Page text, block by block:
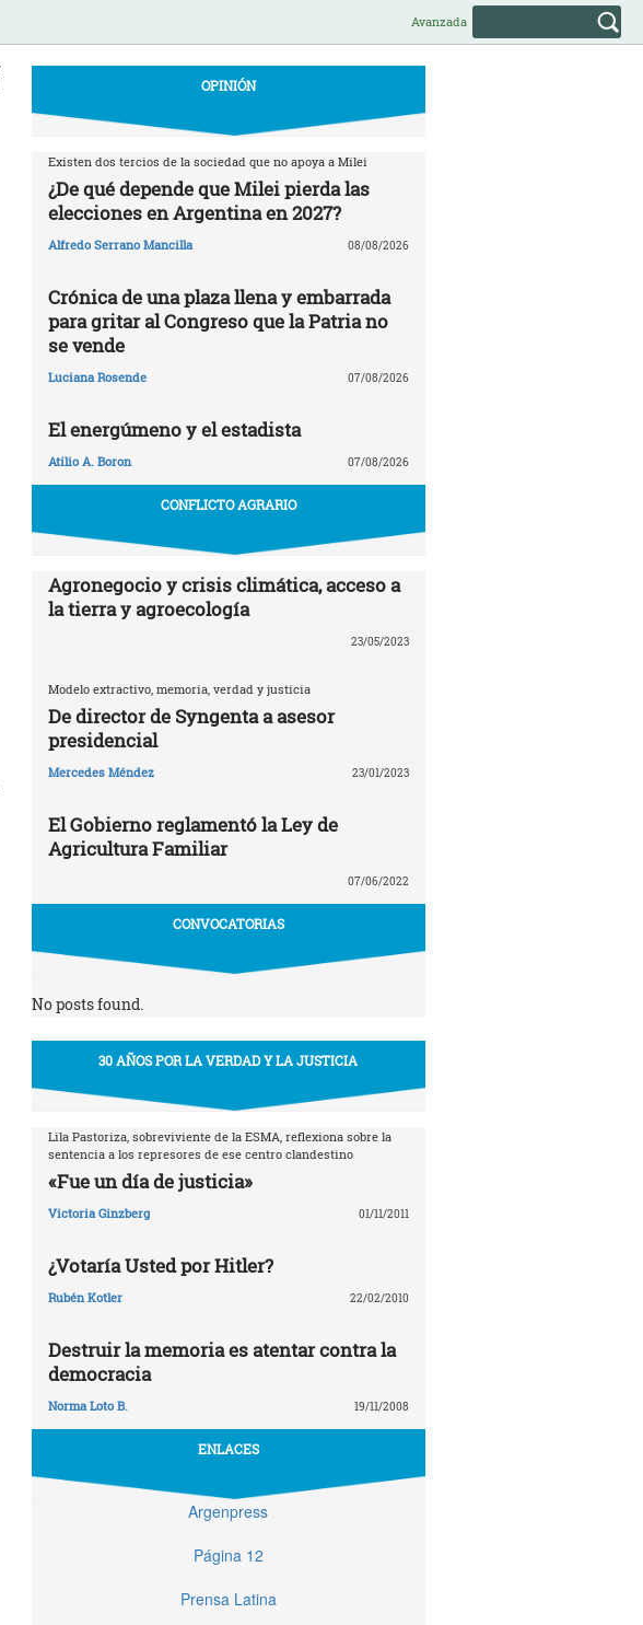
Avanzada
OPINIÓN
Existen dos tercios de la sociedad que no apoya a Milei
¿De qué depende que Milei pierda las
elecciones en Argentina en 2027?
Alfredo Serrano Mancilla 08/08/2026
Crónica de una plaza llena y embarrada
para gritar al Congreso que la Patria no
se vende
Luciana Rosende 07/08/2026
El energúmeno y el estadista
Atilio A. Boron 07/08/2026
CONFLICTO AGRARIO
Agronegocio y crisis climática, acceso a
la tierra y agroecología
23/05/2023
Modelo extractivo, memoria, verdad y justicia
De director de Syngenta a asesor
presidencial
Mercedes Méndez 23/01/2023
El Gobierno reglamentó la Ley de
Agricultura Familiar
07/06/2022
CONVOCATORIAS
No posts found.
30 AÑOS POR LA VERDAD Y LA JUSTICIA
Lila Pastoriza, sobreviviente de la ESMA, reflexiona sobre la
sentencia a los represores de ese centro clandestino
«Fue un día de justicia»
Victoria Ginzberg 01/11/2011
¿Votaría Usted por Hitler?
Rubén Kotler 22/02/2010
Destruir la memoria es atentar contra la
democracia
Norma Loto B. 19/11/2008
ENLACES
Argenpress
Página 12
Prensa Latina